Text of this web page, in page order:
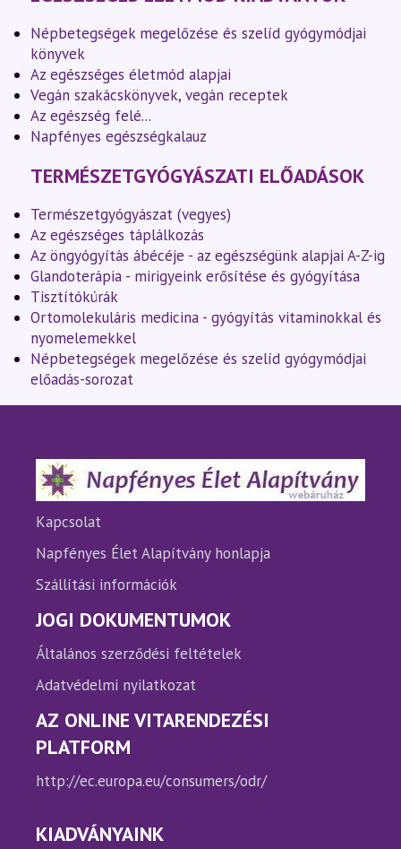
Népbetegségek megelőzése és szelíd gyógymódjai
könyvek
Az egészséges életmód alapjai
Vegán szakácskönyvek, vegán receptek
Az egészség felé...
Napfényes egészségkalauz
TERMÉSZETGYÓGYÁSZATI ELŐADÁSOK
Természetgyógyászat (vegyes)
Az egészséges táplálkozás
Az öngyógyítás ábécéje - az egészségünk alapjai A-Z-ig
Glandoterápia - mirigyeink erősítése és gyógyítása
Tisztítókúrák
Ortomolekuláris medicina - gyógyítás vitaminokkal és
nyomelemekkel
Népbetegségek megelőzése és szelíd gyógymódjai
előadás-sorozat
Kapcsolat
Napfényes Élet Alapítvány honlapja
Szállítási információk
JOGI DOKUMENTUMOK
Általános szerződési feltételek
Adatvédelmi nyilatkozat
AZ ONLINE VITARENDEZÉSI
PLATFORM
http://ec.europa.eu/consumers/odr/
KIADVÁNYAINK